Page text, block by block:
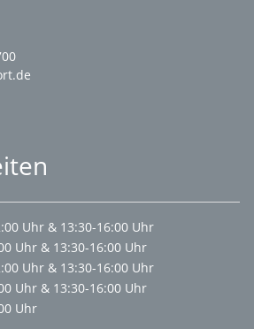
Uhr & 13:30-16:00 Uhr
Uhr & 13:30-16:00 Uhr
Uhr & 13:30-16:00 Uhr
Uhr & 13:30-16:00 Uhr
Uhr